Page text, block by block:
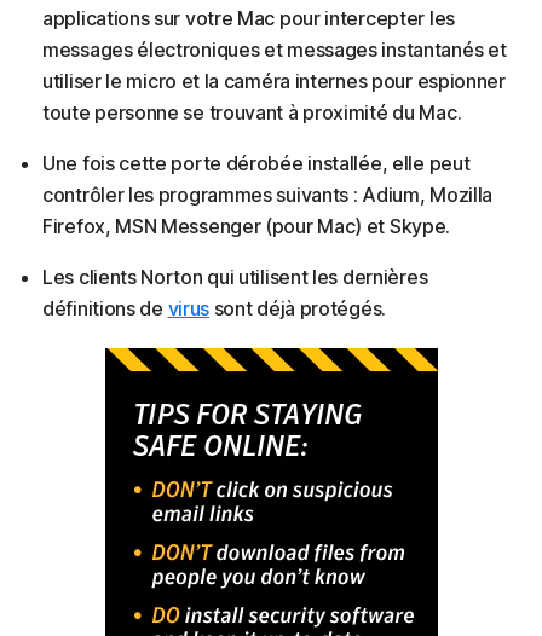
applications sur votre Mac pour intercepter les
messages électroniques et messages instantanés et
utiliser le micro et la caméra internes pour espionner
toute personne se trouvant à proximité du Mac.
Une fois cette porte dérobée installée, elle peut
contrôler les programmes suivants : Adium, Mozilla
Firefox, MSN Messenger (pour Mac) et Skype.
Les clients Norton qui utilisent les dernières
définitions de virus sont déjà protégés.